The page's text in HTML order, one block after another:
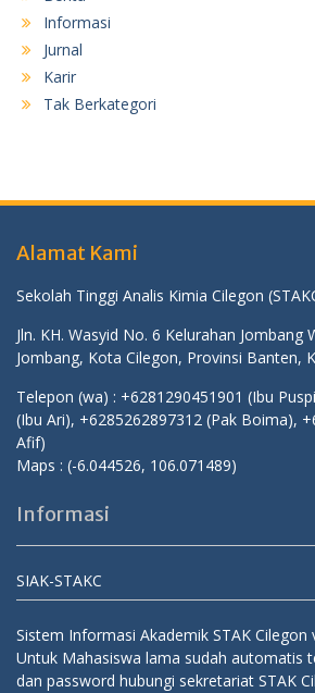
Informasi
Jurnal
Karir
Tak Berkategori
Alamat Kami
Sekolah Tinggi Analis Kimia Cilegon
Jln. KH. Wasyid No. 6 Kelurahan Jombang
Jombang, Kota Cilegon, Provinsi Banten,
Telepon (wa) : +6281290451901 (Ibu
(Ibu Ari), +6285262897312 (Pak Boima),
Afif)
Maps : (-6.044526, 106.071489)
Informasi
SIAK-STAKC
Sistem Informasi Akademik STAK Cilegon
Untuk Mahasiswa lama sudah automatis
dan password hubungi sekretariat STAK